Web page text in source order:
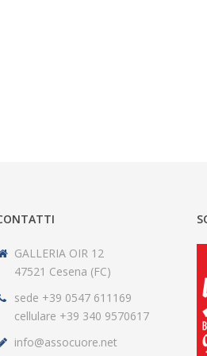
GALLERIA OIR 12
47521 Cesena (FC)
sede +39 0547 611169
cellulare +39 340 9570617
info@assocuore.net